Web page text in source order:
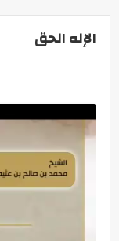
الإله الحق